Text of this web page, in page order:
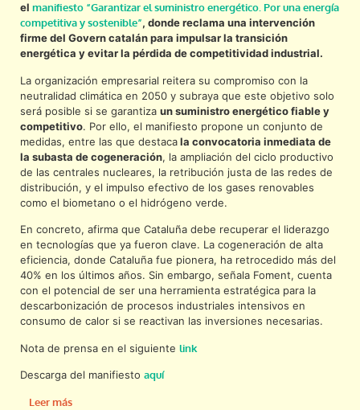
el manifiesto “Garantizar el suministro energético. Por una energía
competitiva y sostenible”, donde reclama una intervención
firme del Govern catalán para impulsar la transición
energética y evitar la pérdida de competitividad industrial.
La organización empresarial reitera su compromiso con la
neutralidad climática en 2050 y subraya que este objetivo solo
será posible si se garantiza un suministro energético fiable y
competitivo. Por ello, el manifiesto propone un conjunto de
medidas, entre las que destacala convocatoria inmediata de
la subasta de cogeneración, la ampliación del ciclo productivo
de las centrales nucleares, la retribución justa de las redes de
distribución, y el impulso efectivo de los gases renovables
como el biometano o el hidrógeno verde.
En concreto, afirma que Cataluña debe recuperar el liderazgo
en tecnologías que ya fueron clave. La cogeneración de alta
eficiencia, donde Cataluña fue pionera, ha retrocedido más del
40% en los últimos años. Sin embargo, señala Foment, cuenta
con el potencial de ser una herramienta estratégica para la
descarbonización de procesos industriales intensivos en
consumo de calor si se reactivan las inversiones necesarias.
Nota de prensa en el siguiente link
Descarga del manifiesto aquí
Leer más